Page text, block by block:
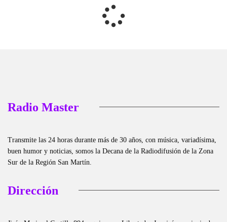
Radio Master
Transmite las 24 horas durante más de 30 años, con música, variadísima,
buen humor y noticias, somos la Decana de la Radiodifusión de la Zona
Sur de la Región San Martín.
Dirección